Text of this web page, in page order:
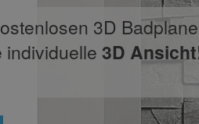
3D
individuelle 3D